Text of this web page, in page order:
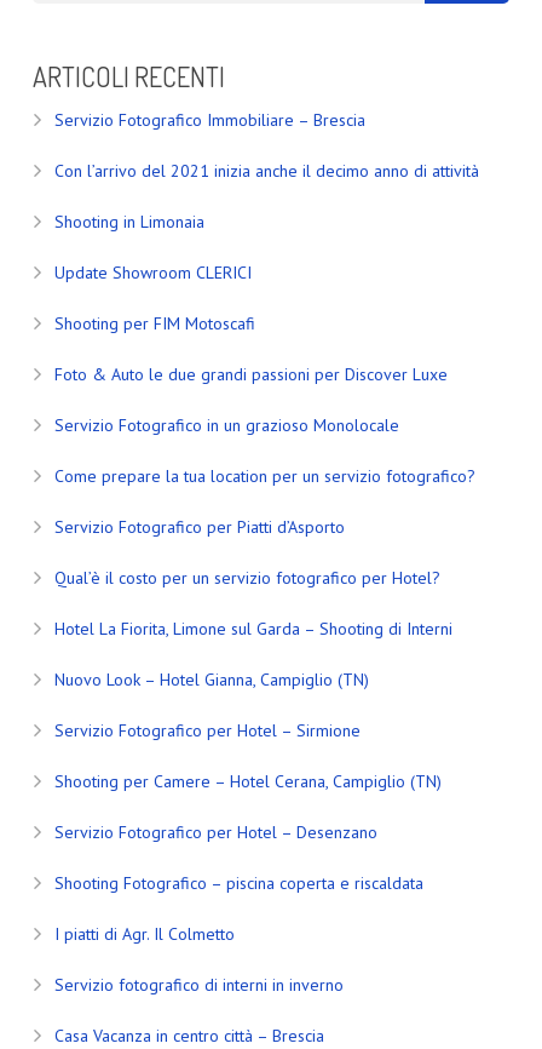
ARTICOLI RECENTI
Servizio Fotografico Immobiliare – Brescia
Con l’arrivo del 2021 inizia anche il decimo anno di attività
Shooting in Limonaia
Update Showroom CLERICI
Shooting per FIM Motoscafi
Foto & Auto le due grandi passioni per Discover Luxe
Servizio Fotografico in un grazioso Monolocale
Come prepare la tua location per un servizio fotografico?
Servizio Fotografico per Piatti d’Asporto
Qual’è il costo per un servizio fotografico per Hotel?
Hotel La Fiorita, Limone sul Garda – Shooting di Interni
Nuovo Look – Hotel Gianna, Campiglio (TN)
Servizio Fotografico per Hotel – Sirmione
Shooting per Camere – Hotel Cerana, Campiglio (TN)
Servizio Fotografico per Hotel – Desenzano
Shooting Fotografico – piscina coperta e riscaldata
I piatti di Agr. Il Colmetto
Servizio fotografico di interni in inverno
Casa Vacanza in centro città – Brescia